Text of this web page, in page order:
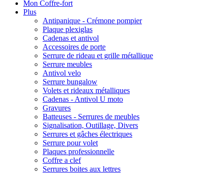
Mon Coffre-fort
Plus
Antipanique - Crémone pompier
Plaque plexiglas
Cadenas et antivol
Accessoires de porte
Serrure de rideau et grille métallique
Serrure meubles
Antivol velo
Serrure bungalow
Volets et rideaux métalliques
Cadenas - Antivol U moto
Gravures
Batteuses - Serrures de meubles
Signalisation, Outillage, Divers
Serrures et gâches électriques
Serrure pour volet
Plaques professionnelle
Coffre a clef
Serrures boites aux lettres